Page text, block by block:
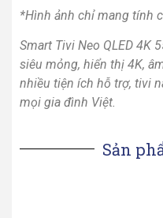
*Hình ảnh chỉ mang tính
Smart Tivi Neo QLED 4K
siêu mỏng, hiển thị 4K,
nhiều tiện ích hỗ trợ, tivi
mọi gia đình Việt.
Sản